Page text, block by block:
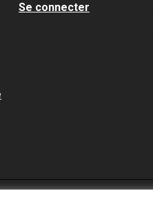
Se connecter